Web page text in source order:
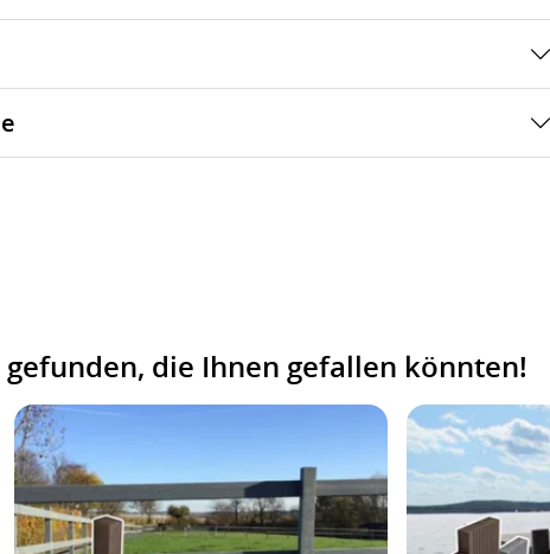
die Ihnen gefallen könnten!